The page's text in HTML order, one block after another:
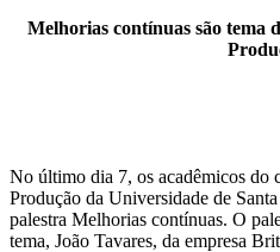
Melhorias contínuas são tema
No último dia 7, os acadêmicos do
Produção da Universidade de
palestra Melhorias contínuas. O
tema, João Tavares, da empresa